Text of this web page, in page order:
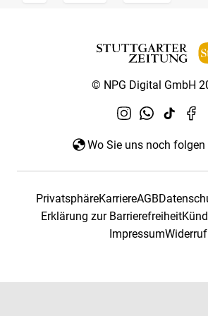
© NPG Digital GmbH
Wo Sie uns noch folgen
PrivatsphäreKarriereAGB
Erklärung zur Barrierefreiheit
ImpressumWiderruf